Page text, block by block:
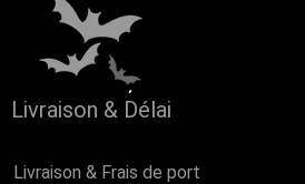
Livraison & Délai
Livraison & Frais de port